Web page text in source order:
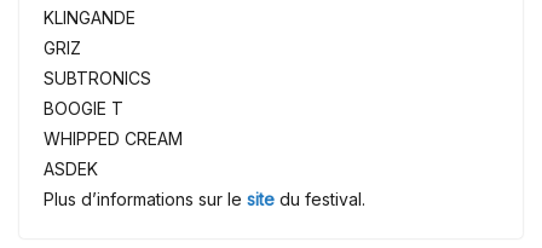
KLINGANDE
GRIZ
SUBTRONICS
BOOGIE T
WHIPPED CREAM
ASDEK
Plus d’informations sur le site du festival.